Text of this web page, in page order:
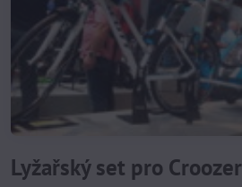
Lyžařský set pro Croozer